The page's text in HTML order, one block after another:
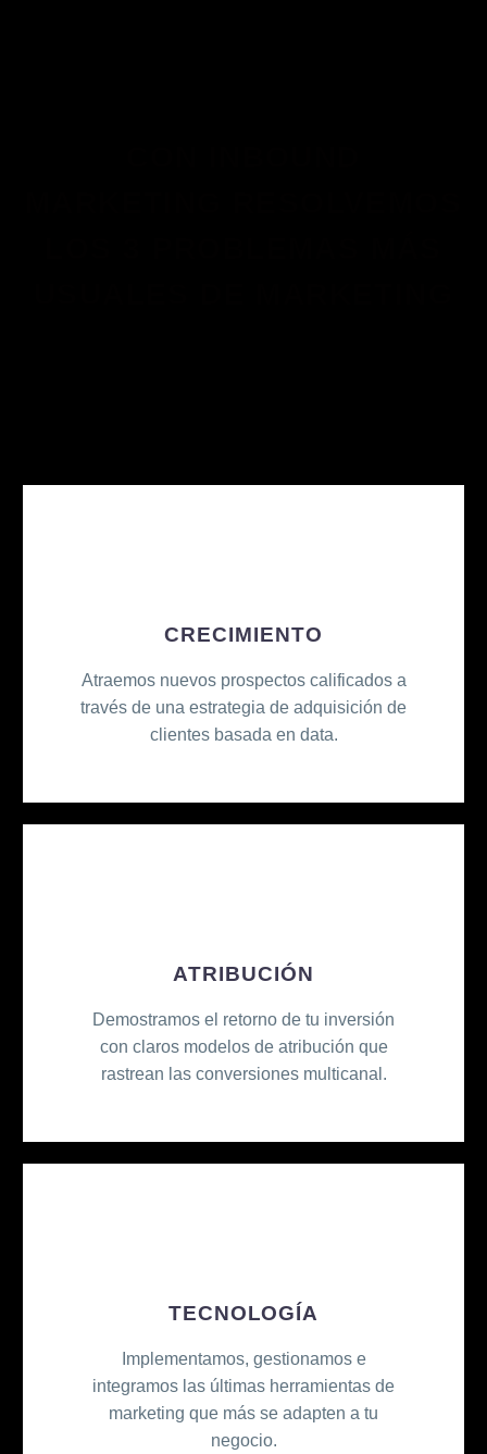
CRECIMIENTO
Atraemos nuevos prospectos calificados a
través de una estrategia de adquisición de
clientes basada en data.
ATRIBUCIÓN
Demostramos el retorno de tu inversión
con claros modelos de atribución que
rastrean las conversiones multicanal.
TECNOLOGÍA
Implementamos, gestionamos e
integramos las últimas herramientas de
marketing que más se adapten a tu
negocio.